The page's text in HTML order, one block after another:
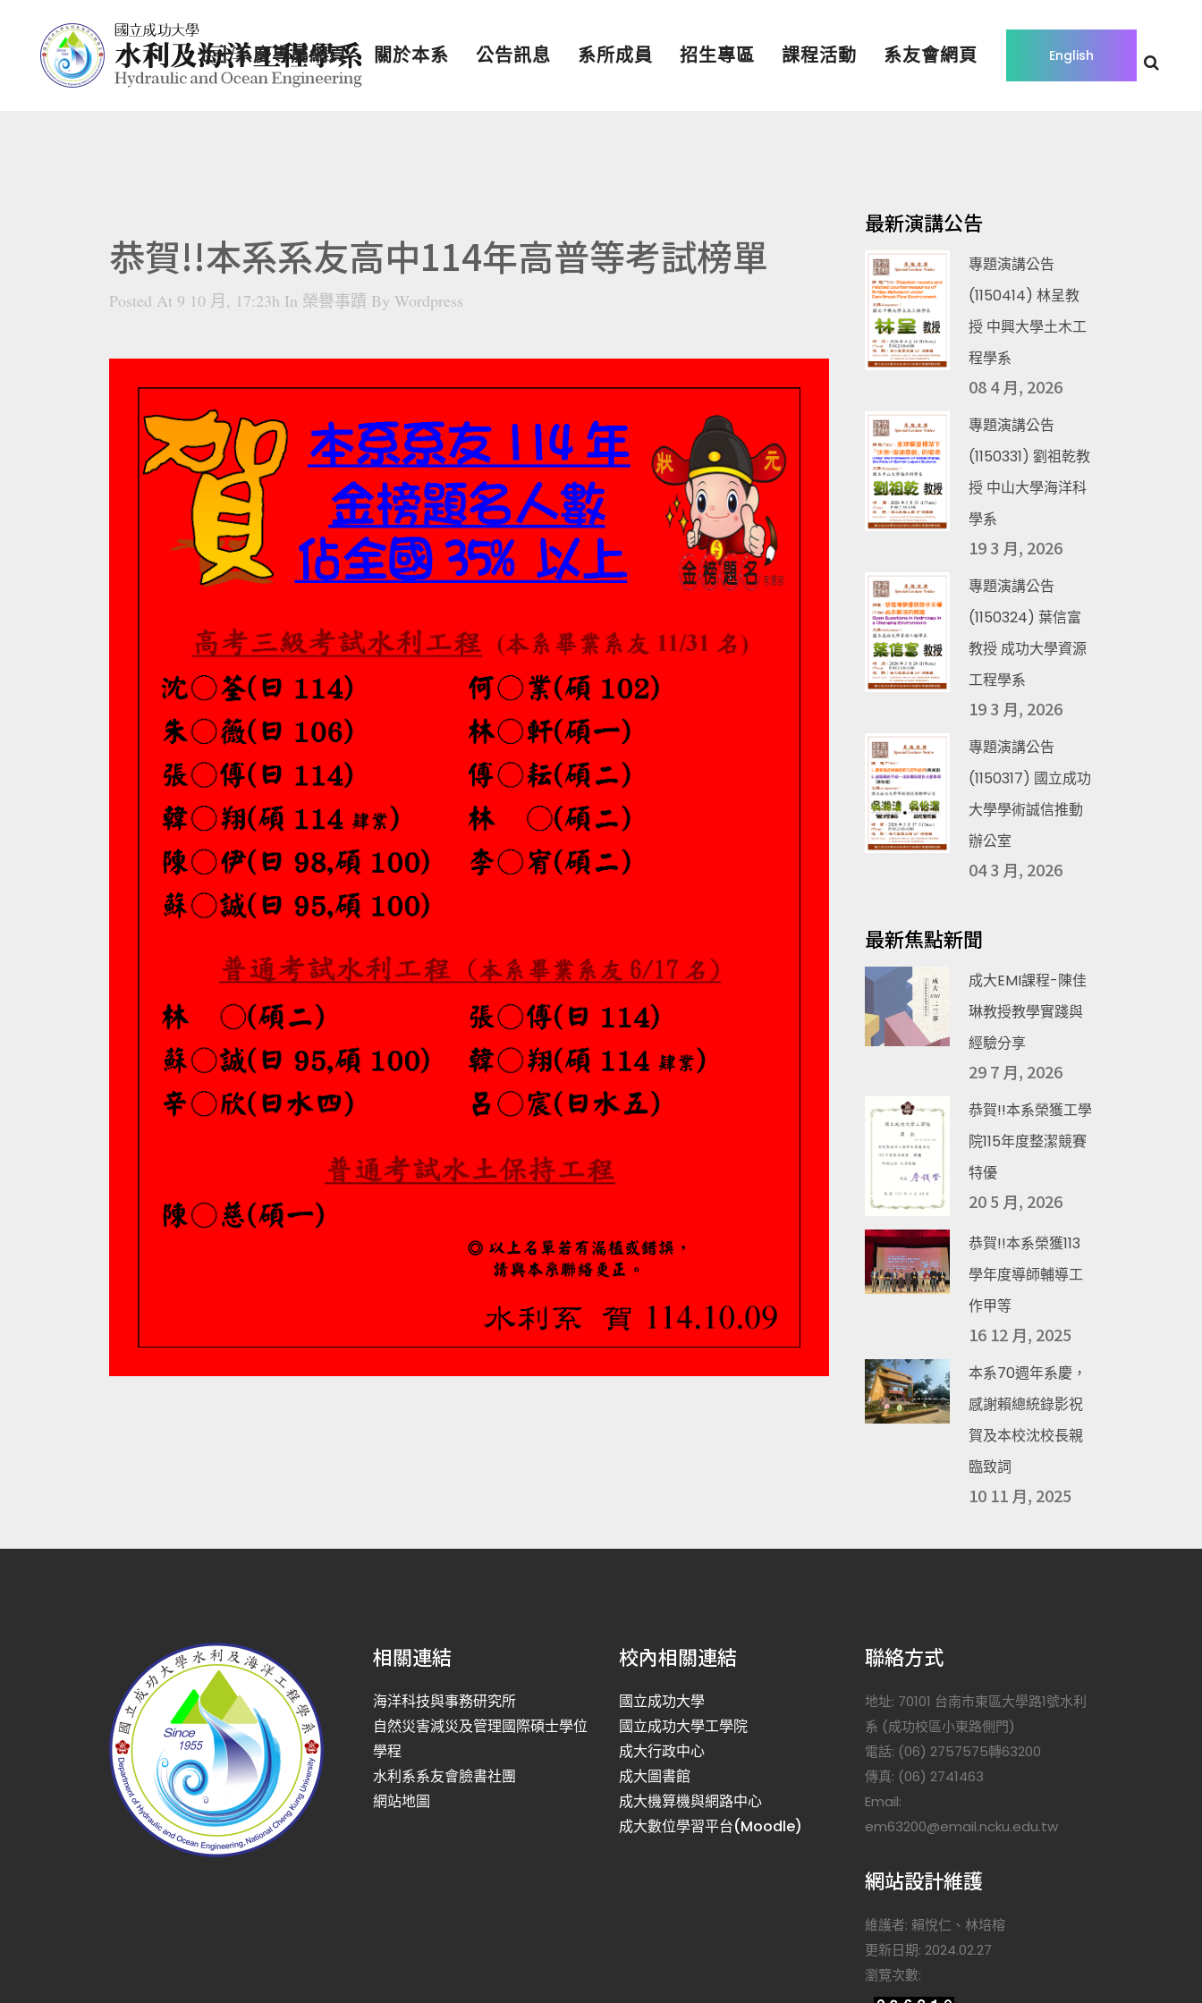
English
七十系慶專屬網頁 關於本系 公告訊息 系所成員 招生專區 課程活動 系友會網頁
恭賀!!本系系友高中114年高普等考試榜單
Posted At 9 10 月, 17:23h In 榮譽事蹟 By Wordpress
最新演講公告
專題演講公告
(1150414) 林呈教
授 中興大學土木工
程學系
08 4 月, 2026
專題演講公告
(1150331) 劉祖乾教
授 中山大學海洋科
學系
19 3 月, 2026
專題演講公告
(1150324) 葉信富
教授 成功大學資源
工程學系
19 3 月, 2026
專題演講公告
(1150317) 國立成功
大學學術誠信推動
辦公室
04 3 月, 2026
最新焦點新聞
成大EMI課程-陳佳
琳教授教學實踐與
經驗分享
29 7 月, 2026
恭賀!!本系榮獲工學
院115年度整潔競賽
特優
20 5 月, 2026
恭賀!!本系榮獲113
學年度導師輔導工
作甲等
16 12 月, 2025
本系70週年系慶，
感謝賴總統錄影祝
賀及本校沈校長親
臨致詞
10 11 月, 2025
相關連結
海洋科技與事務研究所
自然災害減災及管理國際碩士學位
學程
水利系系友會臉書社團
網站地圖
校內相關連結
國立成功大學
國立成功大學工學院
成大行政中心
成大圖書館
成大機算機與網路中心
成大數位學習平台(Moodle)
聯絡方式
地址: 70101 台南市東區大學路1號水利
系 (成功校區小東路側門)
電話: (06) 2757575轉63200
傳真: (06) 2741463
Email:
em63200@email.ncku.edu.tw
網站設計維護
維護者: 賴悅仁、林培榕
更新日期: 2024.02.27
瀏覽次數: